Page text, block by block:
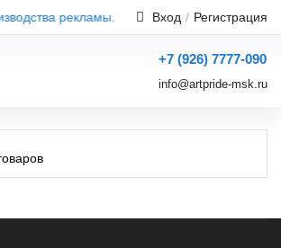
рекламы. Результат от 1 дня — без
Вход / Регистрация
+7 (926) 7777-090
info@artpride-msk.ru